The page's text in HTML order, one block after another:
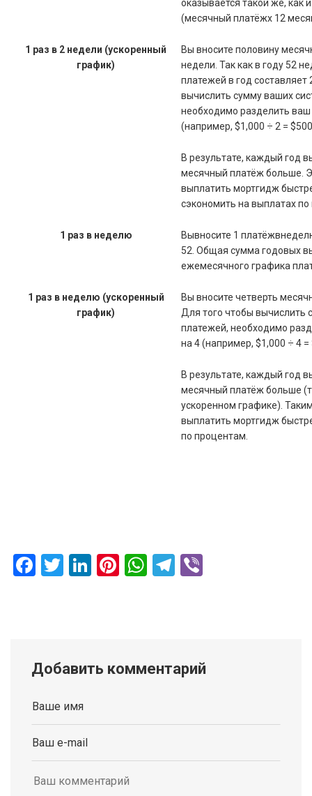
оказывается такой же, как
(месячный платёжx 12
1 раз в 2 недели (ускоренный
график)
Вы вносите половину
недели. Так как в году 52
платежей в год
вычислить сумму ваших
необходимо разделить
(например, $1,000 ÷ 2 =
В результате, каждый год
месячный платёж больше.
выплатить мортгидж
сэкономить на выплатах
1 раз в неделю
Вывносите 1
52. Общая сумма годовых
ежемесячного графика
1 раз в неделю (ускоренный
график)
Вы вносите четверть
Для того чтобы вычислить
платежей, необходимо
на 4 (например, $1,000 ÷ 4 =
В результате, каждый год
месячный платёж больше
ускоренном графике).
выплатить мортгидж
по процентам.
Facebook
Twitter
LinkedIn
Pinterest
WhatsApp
Telegram
Добавить комментарий